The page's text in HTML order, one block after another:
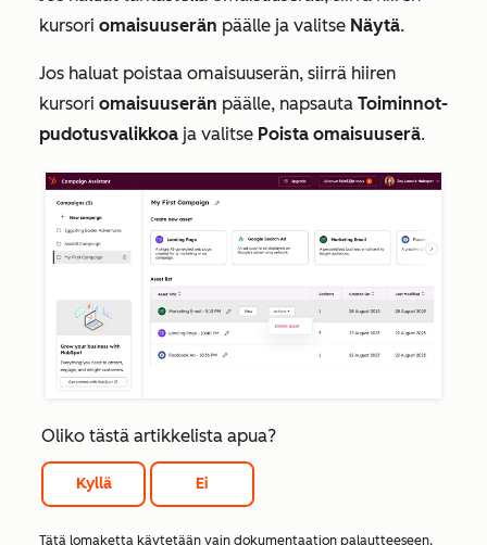
kursori omaisuuserän päälle ja valitse Näytä.
Jos haluat poistaa omaisuuserän, siirrä hiiren
kursori omaisuuserän päälle, napsauta Toiminnot-
pudotusvalikkoa ja valitse Poista omaisuuserä.
Oliko tästä artikkelista apua?
Kyllä Ei
Tätä lomaketta käytetään vain dokumentaation palautteeseen.